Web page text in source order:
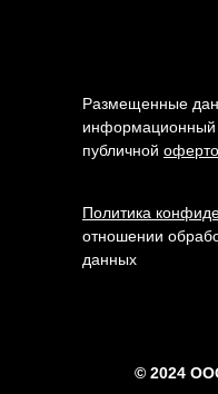
Политика
отношении
данных
Размещенные
информационный
публичной
© 2024